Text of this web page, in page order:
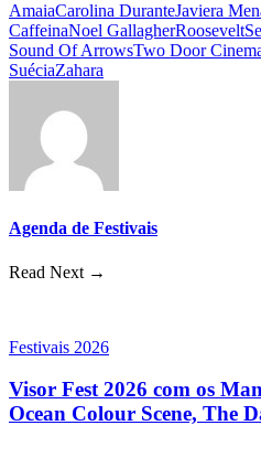
AmaiaCarolina DuranteJaviera
CaffeinaNoel GallagherRoosevelt
Sound Of ArrowsTwo Door
SuéciaZahara
Agenda de Festivais
Read Next →
Festivais 2026
Visor Fest 2026 com os
Ocean Colour Scene, The